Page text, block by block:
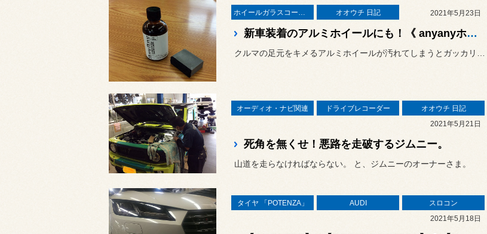
オオウチ 日記 2021年5月23日
新車装着のアルミホイールにも！《 anyanyホイールガラスコーティング 》
オーディオ・ナビ関連 ドライブレコーダー
オオウチ 日記
2021年5月21日
死角を無くせ！悪路を走破するジムニー。
山道を走らなければならない。 と、ジムニーのオーナーさま。
タイヤ 「POTENZA」 AUDI
スロコン
2021年5月18日